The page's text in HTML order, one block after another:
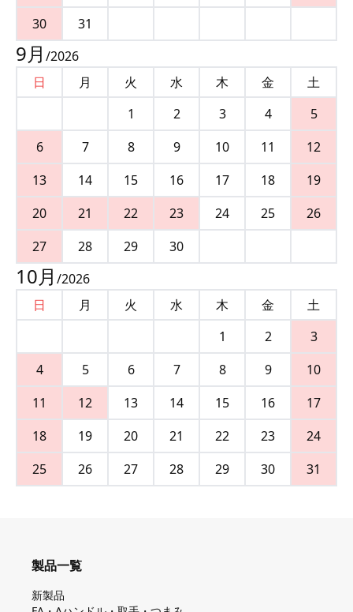
30
31
9月 /2026
日
月 火 水 木 金
土
1
2 3 4
5
6
7 8 9 10 11
12
13
14 15 16 17 18
19
20
21 22 23 24 25
26
27
28 29 30
10月 /2026
日
月 火 水 木 金
土
1
2
3
4
5 6 7 8 9
10
11
12 13 14 15 16
17
18
19 20 21 22 23
24
25
26 27 28 29 30 31
製品一覧
新製品